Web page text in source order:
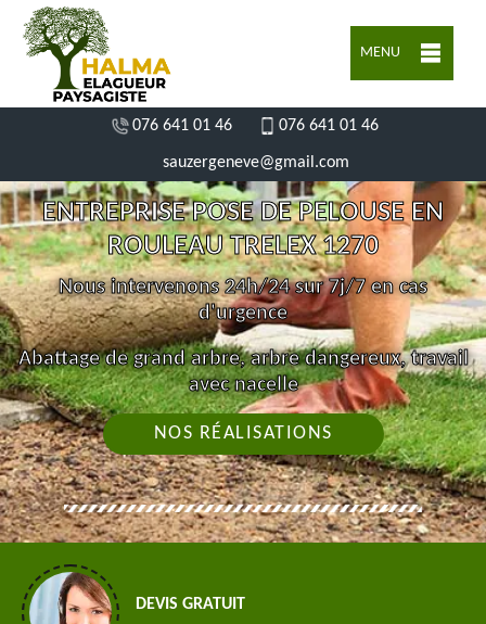
MENU
076 641 01 46 076 641 01 46
sauzergeneve@gmail.com
ENTREPRISE POSE DE PELOUSE EN
ROULEAU TRELEX 1270
Nous intervenons 24h/24 sur 7j/7 en cas
d'urgence
Abattage de grand arbre, arbre dangereux, travail
avec nacelle
NOS RÉALISATIONS
DEVIS GRATUIT